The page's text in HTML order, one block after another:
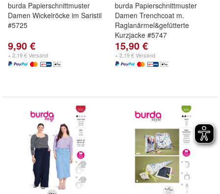
burda Papierschnittmuster
Damen Wickelröcke im Saristil
#5725
9,90 €
+ 2,19 € Versand
burda Papierschnittmuster
Damen Trenchcoat m.
Raglanärmel&gefütterte
Kurzjacke #5747
15,90 €
+ 2,19 € Versand